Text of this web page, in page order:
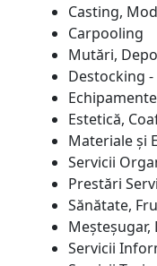
Casting,
Carpooling
Mutări,
Destocking
Estetică,
Materiale și
Servicii
Prestări
Sănătate,
Meșteșugar,
Servicii